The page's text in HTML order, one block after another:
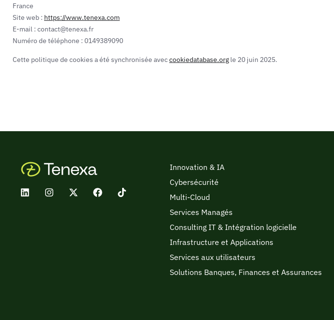
France
Site web : https://www.tenexa.com
E-mail : contact@tenexa.fr
Numéro de téléphone : 0149389090
Cette politique de cookies a été synchronisée aveccookiedatabase.org le 20 juin 2025.
Innovation & IA
Cybersécurité
Multi-Cloud
Services Managés
Consulting IT & Intégration logicielle
Infrastructure et Applications
Services aux utilisateurs
Solutions Banques, Finances et Assurances